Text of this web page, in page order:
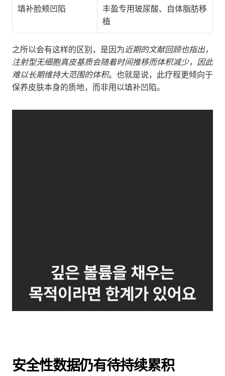
填补脸颊凹陷
丰盈专用玻尿酸、自体脂肪移
植
之所以会有这样的区别，是因为近期的文献回顾也指出，
注射型无细胞真皮基质会随着时间推移而体积减少，因此
难以长期维持大范围的体积。也就是说，此疗程更倾向于
保养皮肤本身的质地，而非用以填补凹陷。
安全性数据仍有待持续累积